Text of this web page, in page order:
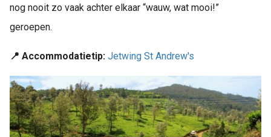
nog nooit zo vaak achter elkaar “wauw, wat mooi!”
geroepen.
📍 Accommodatietip: Jetwing St Andrew's